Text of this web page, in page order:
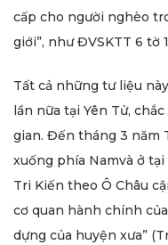
cấp cho người nghèo
giới”, như ĐVSKTT 6 tờ
Tất cả những tư liệu
lần nữa tại Yên Tử,
gian. Đến tháng 3 năm
xuống phía Namvà ở
Tri Kiến theo Ô Châu
cơ quan hành chính
dựng của huyện xưa”